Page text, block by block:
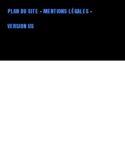
PLAN DU SITE - MENTIONS LÉGALES -
VERSION US